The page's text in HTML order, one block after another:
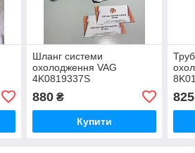
Шланг системи
охолодження VAG
4K0819337S
880₴
Купити
825